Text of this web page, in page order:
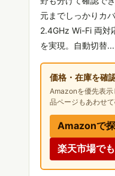
元までしっかりカ
2.4GHz Wi-Fi 両対
を実現。自動切替...
価格・在庫を確
Amazonを優先表
品ページもあわせて
Amazonで
楽天市場で